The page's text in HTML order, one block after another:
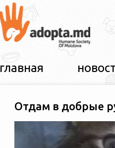
главная
Отдам в добрые